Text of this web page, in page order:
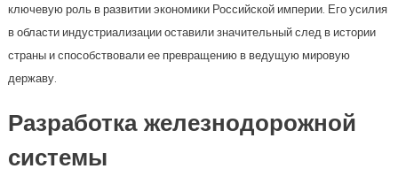
ключевую роль в развитии экономики Российской империи. Его усилия
в области индустриализации оставили значительный след в истории
страны и способствовали ее превращению в ведущую мировую
державу.
Разработка железнодорожной
системы